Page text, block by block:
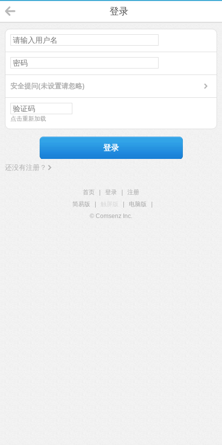
登录
安全提问(未设置请忽略)
点击重新加载
登录
还没有注册？
首页 登录
注册
简易版
触屏版 电脑版
© Comsenz Inc.